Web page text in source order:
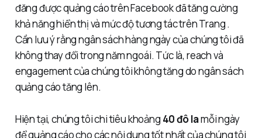
đăng được quảng cáo trên Facebook đã tăng cường
khả năng hiển thị và mức độ tương tác trên Trang .
Cần lưu ý rằng ngân sách hàng ngày của chúng tôi đã
không thay đổi trong năm ngoái. Tức là, reach và
engagement của chúng tôi không tăng do ngân sách
quảng cáo tăng lên.
Hiện tại, chúng tôi chi tiêu khoảng 40 đô lamỗi ngày
để quảng cáo cho các nội dung tốt nhất của chúng tôi